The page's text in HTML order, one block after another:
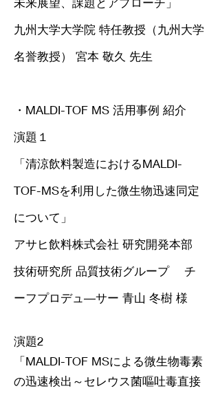
九州大学大学院 特任教授（九州大学
名誉教授） 宮本 敬久 先生
・MALDI-TOF MS 活用事例 紹介
演題１
「清涼飲料製造におけるMALDI-
TOF-MSを利用した微生物迅速同定
について」
アサヒ飲料株式会社 研究開発本部
技術研究所 品質技術グループ チ
ーフプロデュ―サー 青山 冬樹 様
演題2
「MALDI-TOF MSによる微生物毒素
の迅速検出～セレウス菌嘔吐毒直接